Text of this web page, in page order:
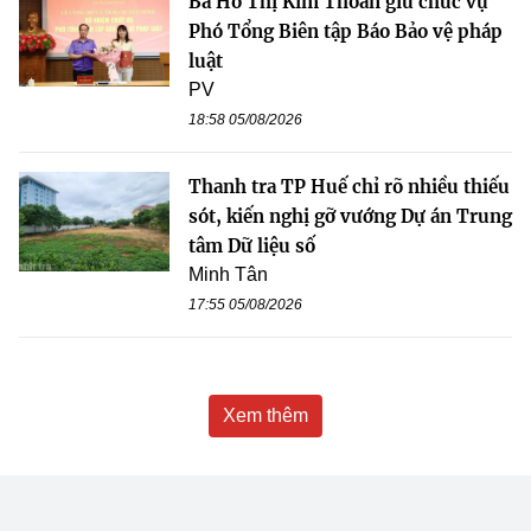
Phó Tổng Biên tập Báo Bảo vệ pháp
luật
PV
18:58 05/08/2026
Thanh tra TP Huế chỉ rõ nhiều thiếu
sót, kiến nghị gỡ vướng Dự án Trung
tâm Dữ liệu số
Minh Tân
17:55 05/08/2026
Xem thêm